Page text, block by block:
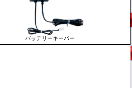
バッテリーキーパー